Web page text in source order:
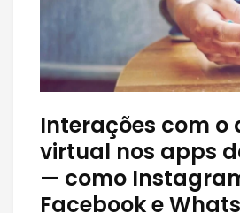
Interações com o
virtual nos apps
— como
Facebook e